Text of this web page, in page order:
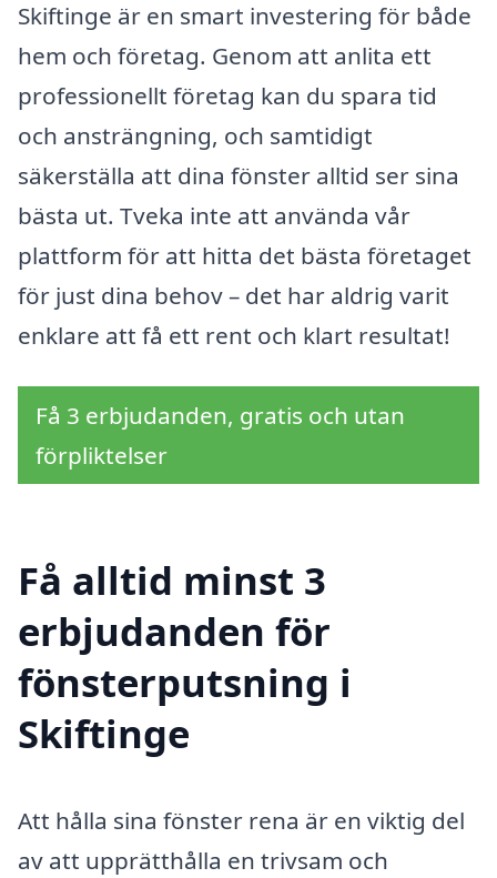
Skiftinge är en smart investering för både
hem och företag. Genom att anlita ett
professionellt företag kan du spara tid
och ansträngning, och samtidigt
säkerställa att dina fönster alltid ser sina
bästa ut. Tveka inte att använda vår
plattform för att hitta det bästa företaget
för just dina behov – det har aldrig varit
enklare att få ett rent och klart resultat!
Få 3 erbjudanden, gratis och utan
förpliktelser
Få alltid minst 3
erbjudanden för
fönsterputsning i
Skiftinge
Att hålla sina fönster rena är en viktig del
av att upprätthålla en trivsam och